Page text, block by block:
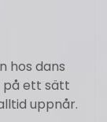
hos dans
på ett sätt
uppnår.